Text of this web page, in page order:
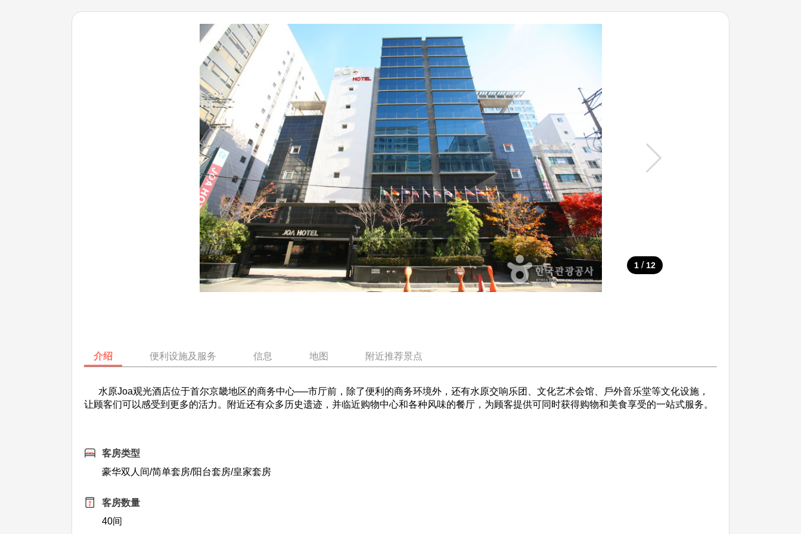
1 / 12
介绍 便利设施及服务 信息 地图 附近推荐景点
水原Joa观光酒店位于首尔京畿地区的商务中心──市厅前，除了便利的商务环境外，还有水原交响乐团、文化艺术会馆、戶外音乐堂等文化设施，
让顾客们可以感受到更多的活力。附近还有众多历史遗迹，并临近购物中心和各种风味的餐厅，为顾客提供可同时获得购物和美食享受的一站式服务。
客房类型
豪华双人间/简单套房/阳台套房/皇家套房
客房数量
40间